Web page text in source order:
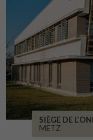
SIÈGE DE
METZ